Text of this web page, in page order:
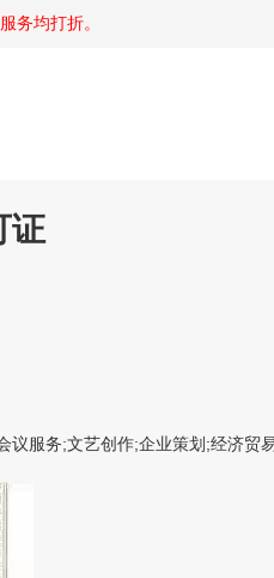
务均打折。
证
服务;文艺创作;企业策划;经济贸易